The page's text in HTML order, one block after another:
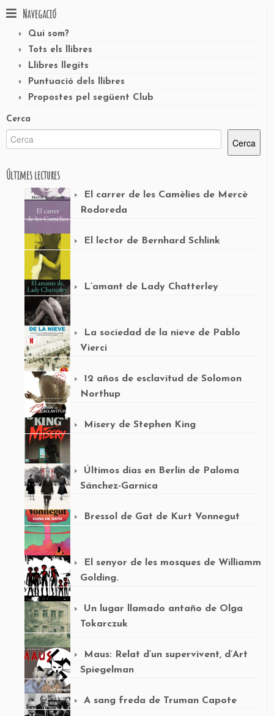
Navegació
Qui som?
Tots els llibres
Llibres llegits
Puntuació dels llibres
Propostes pel següent Club
Cerca
Cerca
Últimes lectures
El carrer de les Camèlies de Mercè
Rodoreda
El lector de Bernhard Schlink
L’amant de Lady Chatterley
La sociedad de la nieve de Pablo
Vierci
12 años de esclavitud de Solomon
Northup
Misery de Stephen King
Últimos días en Berlín de Paloma
Sánchez-Garnica
Bressol de Gat de Kurt Vonnegut
El senyor de les mosques de Williamm
Golding.
Un lugar llamado antaño de Olga
Tokarczuk
Maus: Relat d’un supervivent, d’Art
Spiegelman
A sang freda de Truman Capote